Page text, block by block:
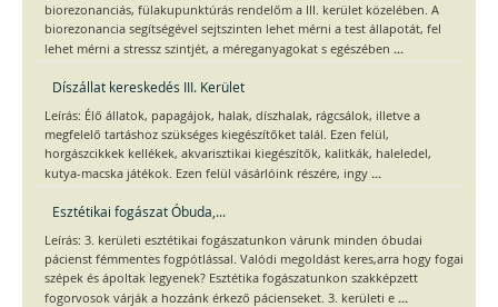
biorezonanciás, fülakupunktúrás rendelőm a III. kerület közelében. A
biorezonancia segítségével sejtszinten lehet mérni a test állapotát, fel
lehet mérni a stressz szintjét, a méreganyagokat s egészében ...
Díszállat kereskedés III. Kerület
Leírás: Élő állatok, papagájok, halak, díszhalak, rágcsálok, illetve a
megfelelő tartáshoz szükséges kiegészítőket talál. Ezen felül,
horgászcikkek kellékek, akvarisztikai kiegészítők, kalitkák, haleledel,
kutya-macska játékok. Ezen felül vásárlóink részére, ingy ...
Esztétikai fogászat Óbuda,...
Leírás: 3. kerületi esztétikai fogászatunkon várunk minden óbudai
pácienst fémmentes fogpótlással. Valódi megoldást keres,arra hogy fogai
szépek és ápoltak legyenek? Esztétika fogászatunkon szakképzett
fogorvosok várják a hozzánk érkező pácienseket. 3. kerületi e ...